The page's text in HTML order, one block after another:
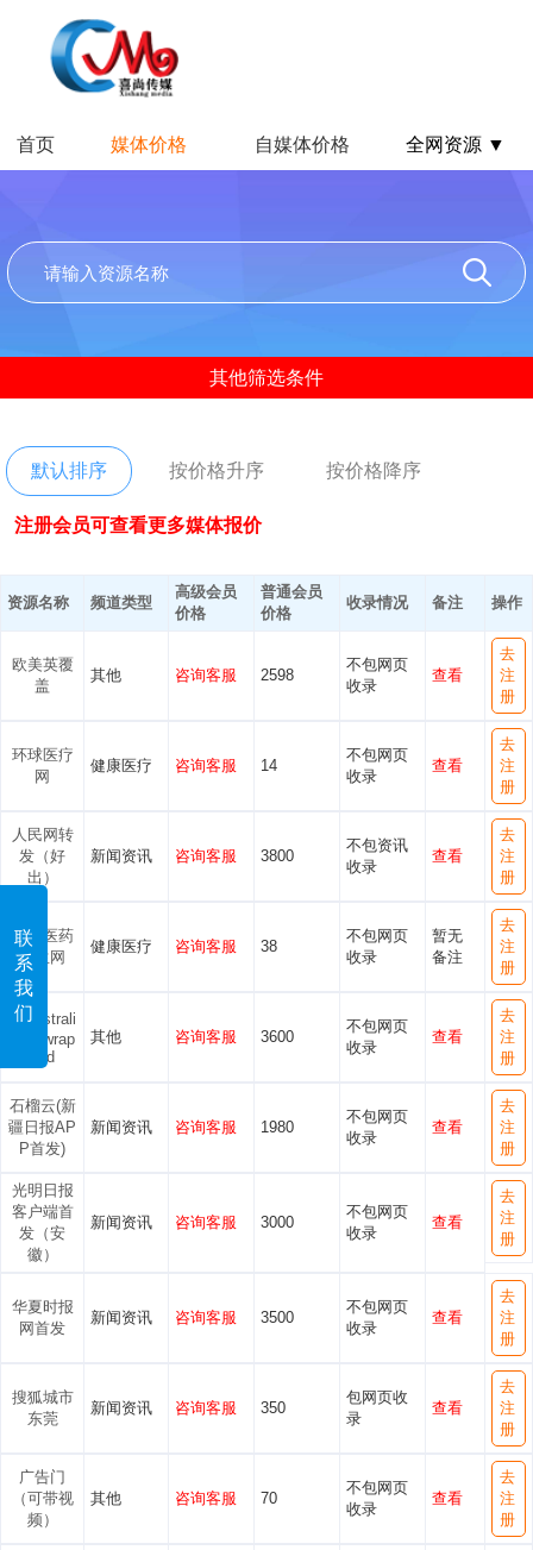
联
系
我
们
首页 媒体价格 自媒体价格 全网资源 ▼
其他筛选条件
默认排序 按价格升序 按价格降序
注册会员可查看更多媒体报价
资源名称 频道类型
高级会员
价格
普通会员
价格
收录情况 备注 操作
欧美英覆
盖
其他 咨询客服 2598
不包网页
收录
查看
去
注
册
环球医疗
网
健康医疗 咨询客服 14
不包网页
收录
查看
去
注
册
人民网转
发（好
出）
新闻资讯 咨询客服 3800
不包资讯
收录
查看
去
注
册
中国医药
卫生网
健康医疗 咨询客服 38
不包网页
收录
暂无
备注
去
注
册
【Australi
a Unwrap
ped
其他 咨询客服 3600
不包网页
收录
查看
去
注
册
石榴云(新
疆日报AP
P首发)
新闻资讯 咨询客服 1980
不包网页
收录
查看
去
注
册
光明日报
客户端首
发（安
徽）
新闻资讯 咨询客服 3000
不包网页
收录
查看
去
注
册
华夏时报
网首发
新闻资讯 咨询客服 3500
不包网页
收录
查看
去
注
册
搜狐城市
东莞
新闻资讯 咨询客服 350
包网页收
录
查看
去
注
册
广告门
（可带视
频）
其他 咨询客服 70
不包网页
收录
查看
去
注
册